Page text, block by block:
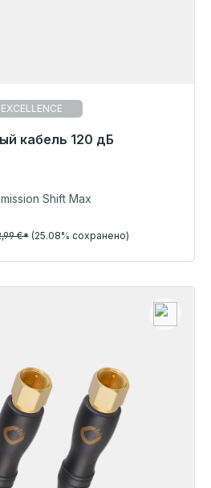
EXCELLENCE
кабель 120 дБ
отправке, срок поставки
2,24 €
Детали
Shift Max
€* (25.08% сохранено)